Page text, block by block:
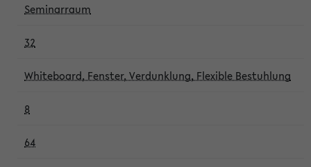
Seminarraum
32
Whiteboard, Fenster, Verdunklung, Flexible Bestuhlung
8
64